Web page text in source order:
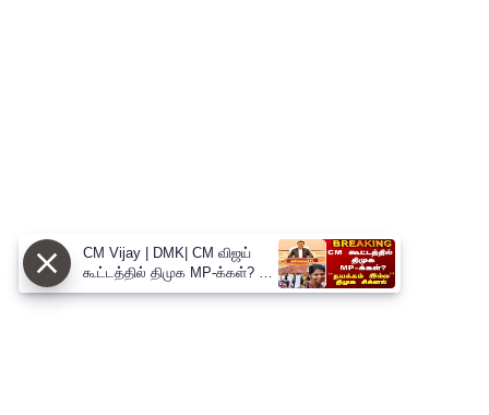
CM Vijay | DMK| CM விஜய்
கூட்டத்தில் திமுக MP-க்கள்? -
திமுக சிக்னல்